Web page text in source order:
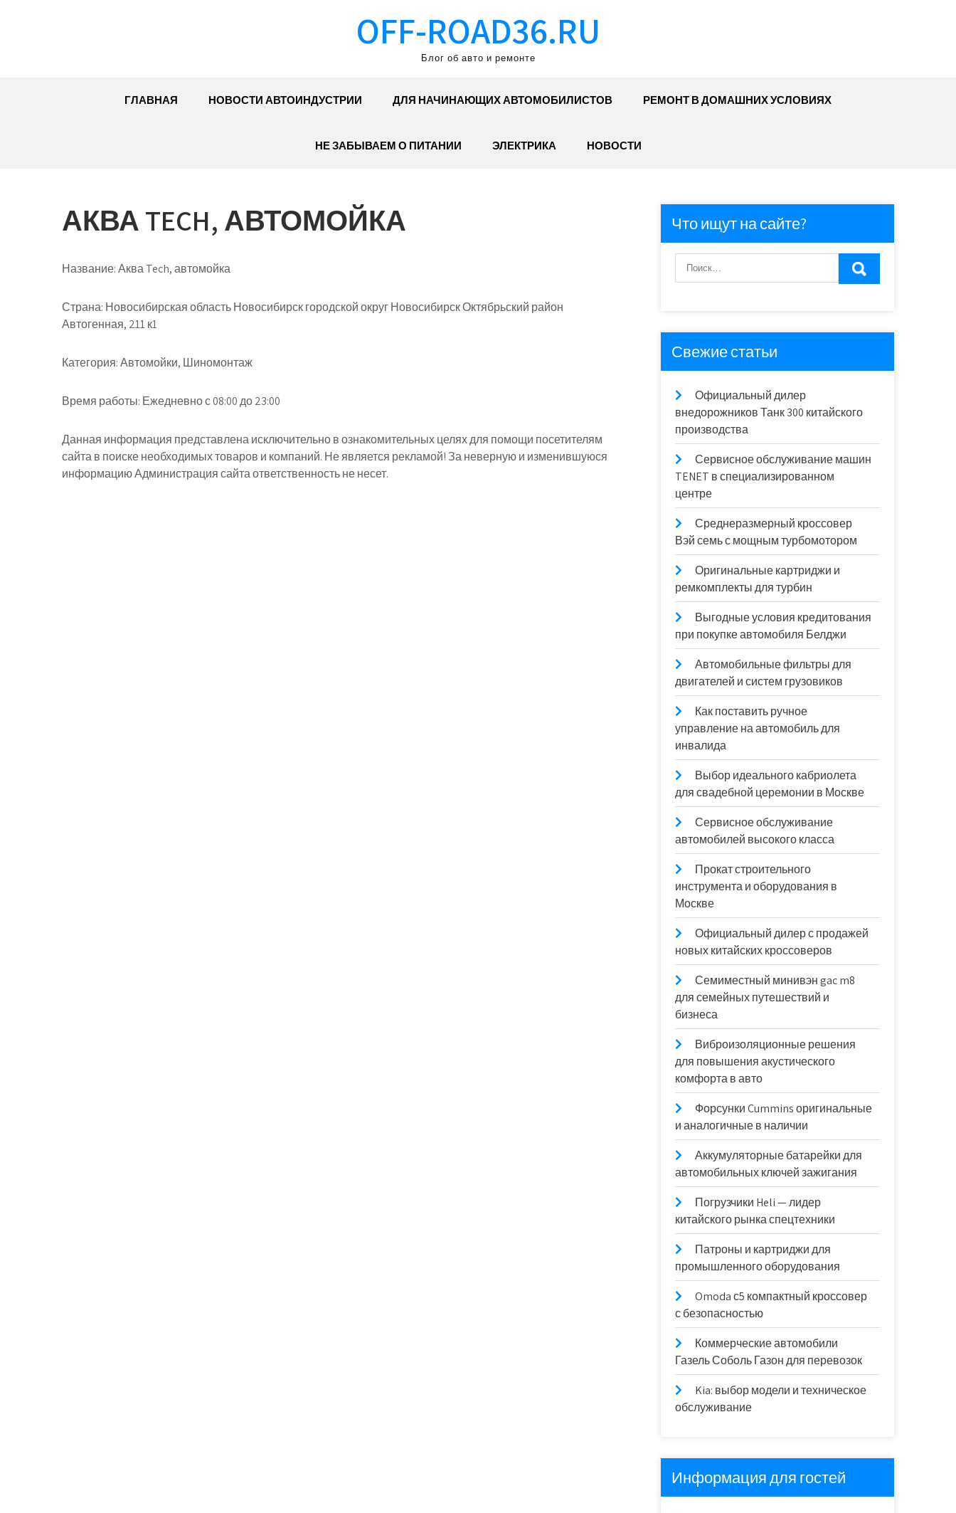
OFF-ROAD36.RU
Блог об авто и ремонте
ГЛАВНАЯ НОВОСТИ АВТОИНДУСТРИИ ДЛЯ НАЧИНАЮЩИХ АВТОМОБИЛИСТОВ РЕМОНТ В ДОМАШНИХ УСЛОВИЯХ
НЕ ЗАБЫВАЕМ О ПИТАНИИ ЭЛЕКТРИКА НОВОСТИ
АКВА TECH, АВТОМОЙКА
Название:Аква Tech, автомойка
Страна: Новосибирская область Новосибирск городской округ Новосибирск Октябрьский район
Автогенная, 211 к1
Категория:Автомойки, Шиномонтаж
Время работы: Ежедневно с 08:00 до 23:00
Данная информация представлена исключительно в ознакомительных целях для помощи посетителям
сайта в поиске необходимых товаров и компаний. Не является рекламой! За неверную и изменившуюся
информацию Администрация сайта ответственность не несет.
Что ищут на сайте?
Свежие статьи
Официальный дилер
внедорожников Танк 300 китайского
производства
Сервисное обслуживание машин
TENET в специализированном
центре
Среднеразмерный кроссовер
Вэй семь с мощным турбомотором
Оригинальные картриджи и
ремкомплекты для турбин
Выгодные условия кредитования
при покупке автомобиля Белджи
Автомобильные фильтры для
двигателей и систем грузовиков
Как поставить ручное
управление на автомобиль для
инвалида
Выбор идеального кабриолета
для свадебной церемонии в Москве
Сервисное обслуживание
автомобилей высокого класса
Прокат строительного
инструмента и оборудования в
Москве
Официальный дилер с продажей
новых китайских кроссоверов
Семиместный минивэн gac m8
для семейных путешествий и
бизнеса
Виброизоляционные решения
для повышения акустического
комфорта в авто
Форсунки Cummins оригинальные
и аналогичные в наличии
Аккумуляторные батарейки для
автомобильных ключей зажигания
Погрузчики Heli — лидер
китайского рынка спецтехники
Патроны и картриджи для
промышленного оборудования
Omoda с5 компактный кроссовер
с безопасностью
Коммерческие автомобили
Газель Соболь Газон для перевозок
Kia: выбор модели и техническое
обслуживание
Информация для гостей